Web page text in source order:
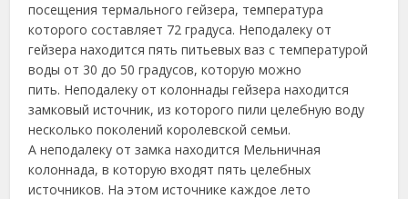
посещения термального гейзера, температура
которого составляет 72 градуса. Неподалеку от
гейзера находится пять питьевых ваз с температурой
воды от 30 до 50 градусов, которую можно
пить. Неподалеку от колоннады гейзера находится
замковый источник, из которого пили целебную воду
несколько поколений королевской семьи.
А неподалеку от замка находится Мельничная
колоннада, в которую входят пять целебных
источников. На этом источнике каждое лето